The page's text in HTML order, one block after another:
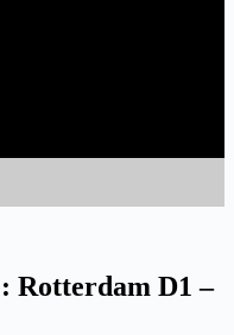
Rotterdam D1 –